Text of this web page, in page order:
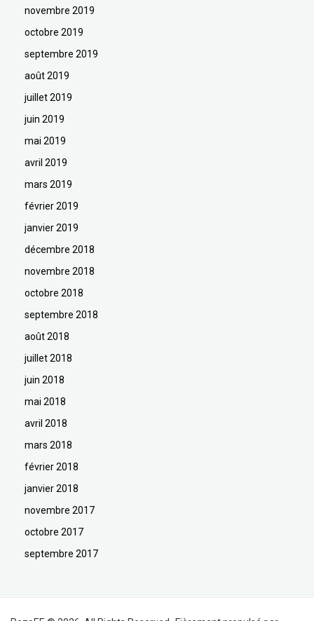
novembre 2019
octobre 2019
septembre 2019
août 2019
juillet 2019
juin 2019
mai 2019
avril 2019
mars 2019
février 2019
janvier 2019
décembre 2018
novembre 2018
octobre 2018
septembre 2018
août 2018
juillet 2018
juin 2018
mai 2018
avril 2018
mars 2018
février 2018
janvier 2018
novembre 2017
octobre 2017
septembre 2017